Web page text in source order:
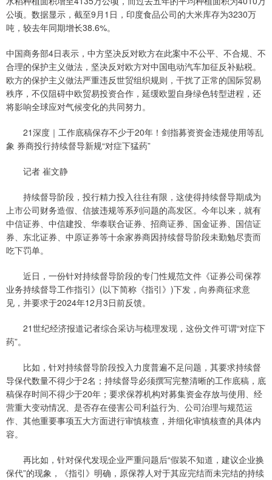
公顷。数据显示，截至9月1日，印度食品公司的大米库存为3230万
吨，较去年同期增长38.6%。
中国商务部4日表示，中方坚决反对欧方在此案中不公平、不合规、不
合理的保护主义做法，坚决反对欧方对中国电动汽车加征反补贴税。
欧方的保护主义做法严重违反世贸组织规则，干扰了正常的国际贸易
秩序，不仅阻碍中欧贸易投资合作，延缓欧盟自身绿色转型进程，还
将影响全球应对气候变化的共同努力。
21深度｜工作底稿保存不少于20年！剑指募资资金违规使用等乱
象 券商投行持续督导新规“对症下猛药”
记者 崔文静
持续督导阶段，投行精力投入往往有限，这使得持续督导期成为
上市公司财务造假、信披违规等系列问题的高发区。今年以来，就有
中信证券、中信建投、华泰联合证券、招商证券、国金证券、国信证
券、东北证券、中原证券等十余家券商因持续督导阶段未勤勉尽责而
吃下罚单。
近日，一份针对持续督导阶段的专门性规范文件《证券公司保荐
业务持续督导工作指引》(以下简称《指引》)下发，向券商征求意
见，并要求于2024年12月3日前反馈。
21世纪经济报道记者综合采访与梳理发现，这份文件可谓“对症下
药”。
比如，针对持续督导阶段投入力度普遍不足问题，其要求持续督
导保代数量不得少于2名；持续督导必须撰写完整清晰的工作底稿，底
稿保存时间不得少于20年；要求保荐机构对募集资金存放与使用、经
营重大变动情况、是否存在侵害公司利益行为、公司治理与规范运
作、其他重要事项五大方面进行审慎核查，并细化审慎核查的具体内
容。
再比如，针对保代发现企业严重问题后“假装不知道，建议企业换
保代”的现象，《指引》明确，原保荐人对于其应完结而未完结的持续